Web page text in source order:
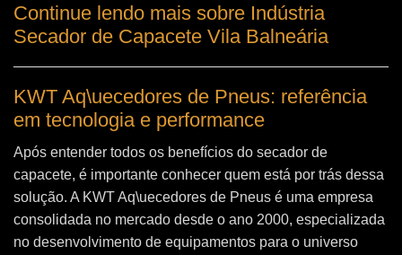
Continue lendo mais sobre Indústria
Secador de Capacete Vila Balneária
KWT Aq\uecedores de Pneus: referência
em tecnologia e performance
Após entender todos os benefícios do secador de
capacete, é importante conhecer quem está por trás dessa
solução. A KWT Aq\uecedores de Pneus é uma empresa
consolidada no mercado desde o ano 2000, especializada
no desenvolvimento de equipamentos para o universo